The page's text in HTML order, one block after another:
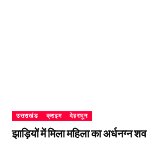
उत्तराखंड क्राइम देहरादून
झाड़ियों में मिला महिला का अर्धनग्न शव